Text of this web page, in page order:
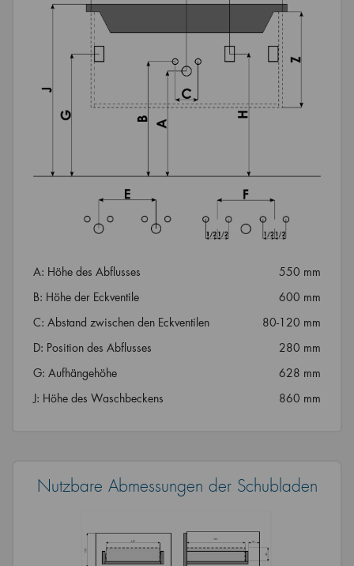
A: Höhe des Abflusses
550 mm
B: Höhe der Eckventile
600 mm
C: Abstand zwischen den Eckventilen
80-120 mm
D: Position des Abflusses
280 mm
G: Aufhängehöhe
628 mm
J: Höhe des Waschbeckens
860 mm
Nutzbare Abmessungen der Schubladen